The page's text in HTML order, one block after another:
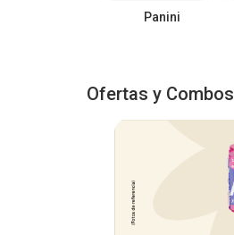
Panini
Ofertas y Combos